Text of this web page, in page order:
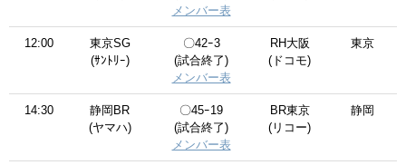
メンバー表
12:00
東京SG
(ｻﾝﾄﾘｰ)
〇42ｰ3
(試合終了)
メンバー表
RH大阪
(ドコモ)
東京
14:30
静岡BR
(ヤマハ)
〇45ｰ19
(試合終了)
メンバー表
BR東京
(リコー)
静岡